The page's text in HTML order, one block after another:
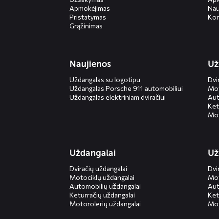
Apmokėjimas
Pristatymas
Grąžinimas
Naujienos
Uždangalas su logotipu
Uždangalas Porsche 911 automobiliui
Uždangalas elektriniam dviračiui
Uždangalai
Dviračių uždangalai
Motociklų uždangalai
Automobilių uždangalai
Keturračių uždangalai
Motorolerių uždangalai